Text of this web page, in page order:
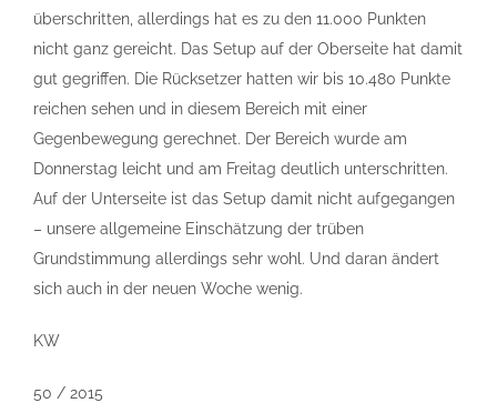
überschritten, allerdings hat es zu den 11.000 Punkten
nicht ganz gereicht. Das Setup auf der Oberseite hat damit
gut gegriffen. Die Rücksetzer hatten wir bis 10.480 Punkte
reichen sehen und in diesem Bereich mit einer
Gegenbewegung gerechnet. Der Bereich wurde am
Donnerstag leicht und am Freitag deutlich unterschritten.
Auf der Unterseite ist das Setup damit nicht aufgegangen
– unsere allgemeine Einschätzung der trüben
Grundstimmung allerdings sehr wohl. Und daran ändert
sich auch in der neuen Woche wenig.
KW
50 / 2015